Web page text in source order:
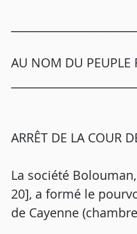
AU NOM DU PEUPLE
ARRÊT DE LA COUR
La société
20], a formé le
de Cayenne